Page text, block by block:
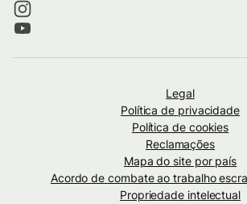
Legal
Política de privacidade
Política de cookies
Reclamações
Mapa do site por país
Acordo de combate ao trabalho
Propriedade intelectual